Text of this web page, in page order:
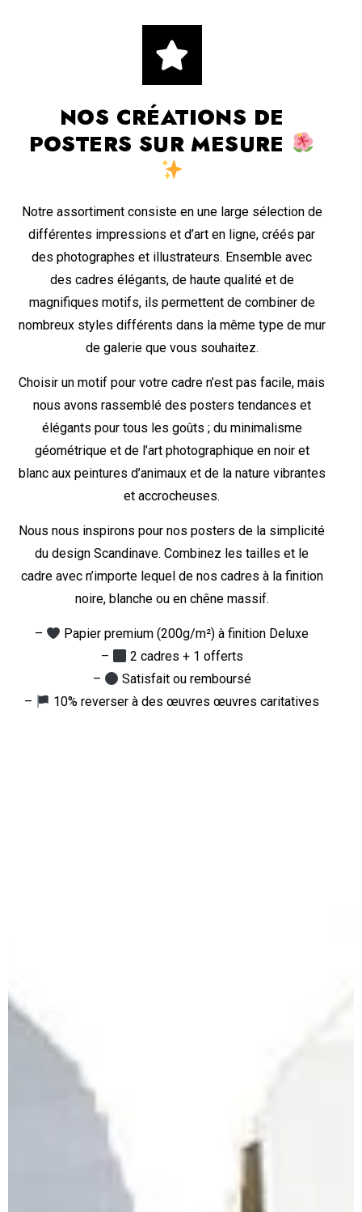
NOS CRÉATIONS DE
POSTERS SUR MESURE
Notre assortiment consiste en une large sélection de
différentes impressions et d’art en ligne, créés par
des photographes et illustrateurs. Ensemble avec
des cadres élégants, de haute qualité et de
magnifiques motifs, ils permettent de combiner de
nombreux styles différents dans la même type de mur
de galerie que vous souhaitez.
Choisir un motif pour votre cadre n’est pas facile, mais
nous avons rassemblé des posters tendances et
élégants pour tous les goûts ; du minimalisme
géométrique et de l’art photographique en noir et
blanc aux peintures d’animaux et de la nature vibrantes
et accrocheuses.
Nous nous inspirons pour nos posters de la simplicité
du design Scandinave. Combinez les tailles et le
cadre avec n’importe lequel de nos cadres à la finition
noire, blanche ou en chêne massif.
–
Papier premium (200g/m²) à finition Deluxe
–
2 cadres + 1 offerts
–
Satisfait ou remboursé
–
10% reverser à des œuvres œuvres caritatives